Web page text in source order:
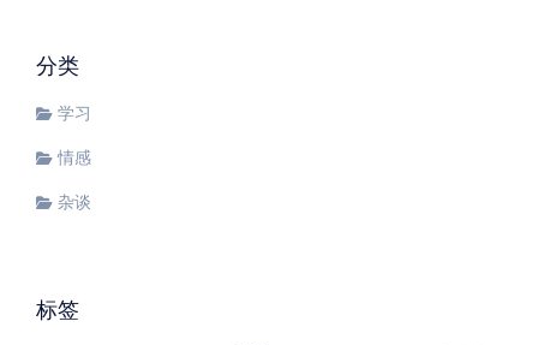
分类
学习
情感
杂谈
标签